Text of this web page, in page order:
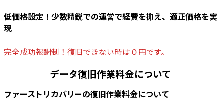
低価格設定！少数精鋭での運営で経費を抑え、適正価格を実
現
完全成功報酬制！復旧できない時は０円です。
データ復旧作業料金について
ファーストリカバリーの復旧作業料金について